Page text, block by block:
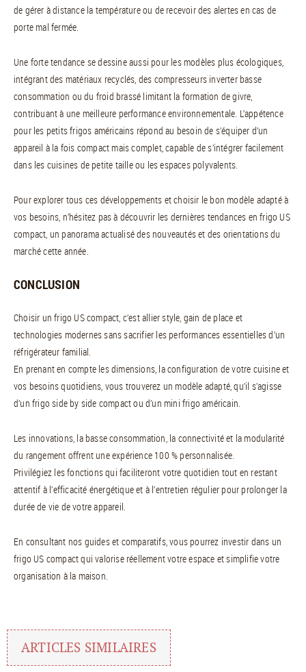
de gérer à distance la température ou de recevoir des alertes en cas de
porte mal fermée.
Une forte tendance se dessine aussi pour les modèles plus écologiques,
intégrant des matériaux recyclés, des compresseurs inverter basse
consommation ou du froid brassé limitant la formation de givre,
contribuant à une meilleure performance environnementale. L’appétence
pour les petits frigos américains répond au besoin de s’équiper d’un
appareil à la fois compact mais complet, capable de s’intégrer facilement
dans les cuisines de petite taille ou les espaces polyvalents.
Pour explorer tous ces développements et choisir le bon modèle adapté à
vos besoins, n’hésitez pas à découvrir les dernières tendances en frigo US
compact, un panorama actualisé des nouveautés et des orientations du
marché cette année.
CONCLUSION
Choisir un frigo US compact, c’est allier style, gain de place et
technologies modernes sans sacrifier les performances essentielles d’un
réfrigérateur familial.
En prenant en compte les dimensions, la configuration de votre cuisine et
vos besoins quotidiens, vous trouverez un modèle adapté, qu’il s’agisse
d’un frigo side by side compact ou d’un mini frigo américain.
Les innovations, la basse consommation, la connectivité et la modularité
du rangement offrent une expérience 100 % personnalisée.
Privilégiez les fonctions qui faciliteront votre quotidien tout en restant
attentif à l’efficacité énergétique et à l’entretien régulier pour prolonger la
durée de vie de votre appareil.
En consultant nos guides et comparatifs, vous pourrez investir dans un
frigo US compact qui valorise réellement votre espace et simplifie votre
organisation à la maison.
ARTICLES SIMILAIRES